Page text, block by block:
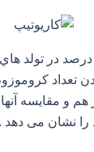
اختلالات كروموزومي با
و مقایسه
را نشان می دهد .